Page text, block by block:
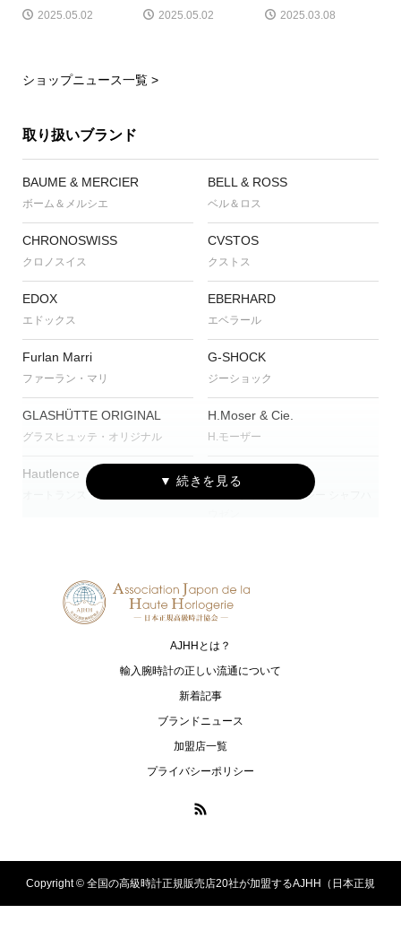
2025.05.02 2025.05.02 2025.03.08
ショップニュース一覧 >
取り扱いブランド
BAUME & MERCIER
ボーム＆メルシエ
BELL & ROSS
ベル＆ロス
CHRONOSWISS
クロノスイス
CVSTOS
クストス
EDOX
エドックス
EBERHARD
エベラール
Furlan Marri
ファーラン・マリ
G-SHOCK
ジーショック
GLASHÜTTE ORIGINAL
グラスヒュッテ・オリジナル
H.Moser & Cie.
H.モーザー
Hautlence IWC
アイ・ダブリュー・シー シャフハ
NORQAIN OSSO ITALY
TAG Heuer
タグ・ホイヤー
AJHHとは？
輸入腕時計の正しい流通について
新着記事
ブランドニュース
加盟店一覧
プライバシーポリシー
Copyright © 全国の高級時計正規販売店20社が加盟するAJHH（日本正規